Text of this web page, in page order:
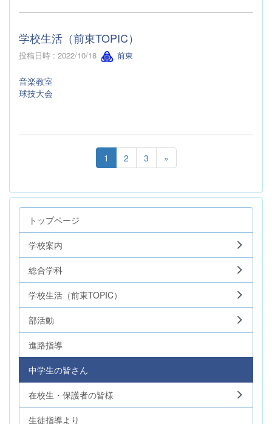
学校生活（前東TOPIC）
投稿日時 : 2022/10/18 前東
音楽教室
球技大会
1 2 3 »
トップページ
学校案内
総合学科
学校生活（前東TOPIC）
部活動
進路指導
中学生の皆さん
在校生・保護者の皆様
生徒指導より